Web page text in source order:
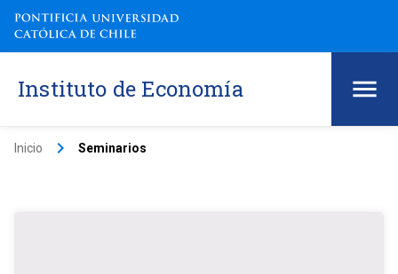
Instituto de Economía
Inicio keyboard_arrow_right Seminarios